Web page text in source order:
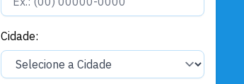
Governo e Administração
Prefeito acompanha agenda do
Governo do Estado em
Santarém com visitas ao
Materno Infantil e à Policlínica
Cidade: